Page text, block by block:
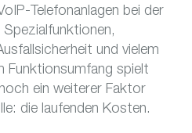
Telefonanlagen bei der
und vielem
Funktionsumfang spielt
ein weiterer Faktor
die laufenden Kosten.